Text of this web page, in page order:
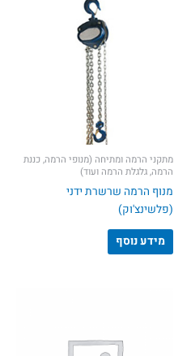
מתקני הרמה ומתיחה (מנופי הרמה, כננת
הרמה, גלגלת הרמה ועוד)
מנוף הרמה שרשרת ידני
(פלשינצ'וק)
מידע נוסף